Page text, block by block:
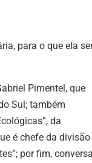
para o que ela
Pimentel, que
Sul; também
da
é chefe da divisão
por fim,